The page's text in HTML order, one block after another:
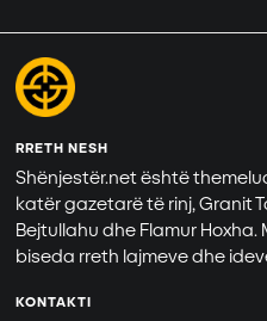
RRETH NESH
Shënjestër.net është
katër gazetarë të rinj, Granit
Bejtullahu dhe Flamur
biseda rreth lajmeve dhe
KONTAKTI